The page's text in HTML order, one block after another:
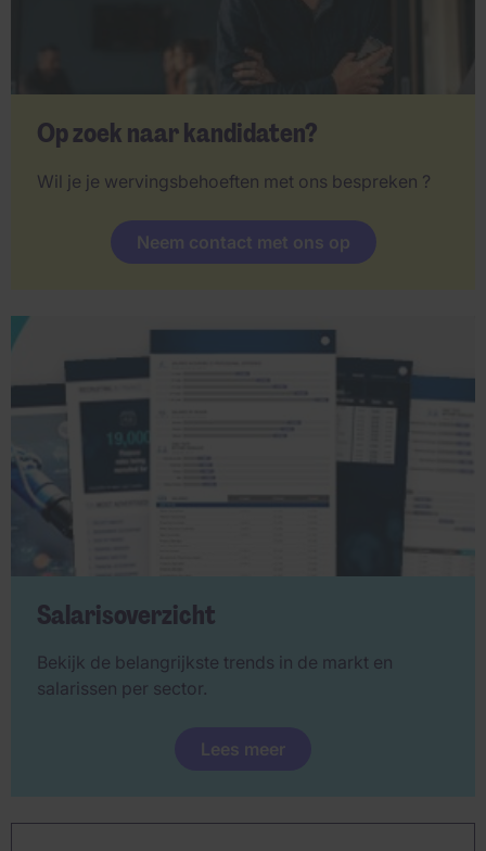
Op zoek naar kandidaten?
Wil je je wervingsbehoeften met ons bespreken ?
Neem contact met ons op
Salarisoverzicht
Bekijk de belangrijkste trends in de markt en
salarissen per sector.
Lees meer